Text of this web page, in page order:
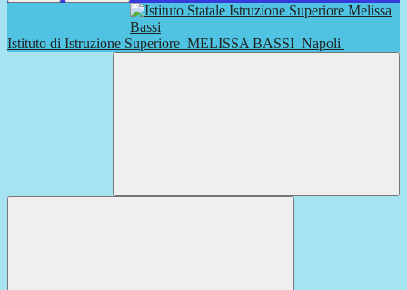
Istituto di Istruzione Superiore MELISSA BASSI Napoli